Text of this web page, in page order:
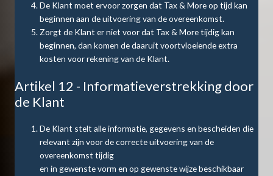
De Klant moet ervoor zorgen dat Tax & More op tijd kan
beginnen aan de uitvoering van de overeenkomst.
Zorgt de Klant er niet voor dat Tax & More tijdig kan
beginnen, dan komen de daaruit voortvloeiende extra
kosten voor rekening van de Klant.
Artikel 12 - Informatieverstrekking door
de Klant
De Klant stelt alle informatie, gegevens en bescheiden die
relevant zijn voor de correcte uitvoering van de
overeenkomst tijdig
en in gewenste vorm en op gewenste wijze beschikbaar